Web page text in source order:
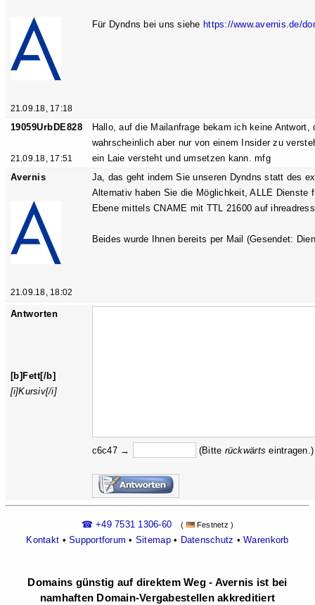
21.09.18, 17:18
Für Dyndns bei uns siehe https://www.avernis.de/
19059UrbDE828
21.09.18, 17:51
Hallo, auf die Mailanfrage bekam ich keine
wahrscheinlich aber nur von einem Insider zu
ein Laie versteht und umsetzen kann. mfg
Avernis
21.09.18, 18:02
Ja, das geht indem Sie unseren Dyndns statt des
Alternativ haben Sie die Möglichkeit, ALLE Dienste
Ebene mittels CNAME mit TTL 21600 auf
Beides wurde Ihnen bereits per Mail (Gesendet:
Antworten
[b]Fett[/b]
[i]Kursiv[/i]
c6c47 → (Bitte rückwärts eintragen.)
☎ +49 7531 1306-60 ( Festnetz )
Kontakt •Supportforum • Sitemap• Datenschutz •Warenkorb
Domains günstig auf direktem Weg - Avernis ist bei
namhaften Domain-Vergabestellen akkreditiert